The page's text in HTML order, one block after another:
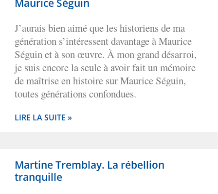
Maurice Séguin
J’aurais bien aimé que les historiens de ma
génération s’intéressent davantage à Maurice
Séguin et à son œuvre. À mon grand désarroi,
je suis encore la seule à avoir fait un mémoire
de maîtrise en histoire sur Maurice Séguin,
toutes générations confondues.
LIRE LA SUITE »
Martine Tremblay. La rébellion
tranquille